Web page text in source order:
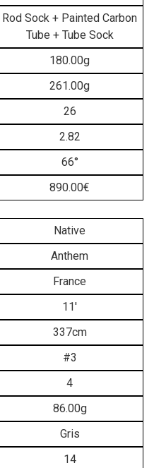
Rod Sock + Painted Carbon
Tube + Tube Sock
180.00g
261.00g
26
2.82
66°
890.00€
Native
Anthem
France
11'
337cm
#3
4
86.00g
Gris
14